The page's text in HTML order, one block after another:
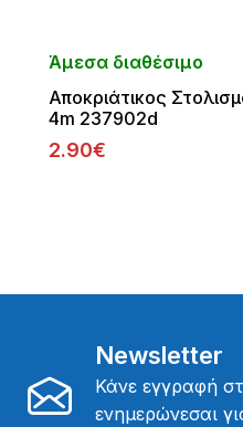
Άμεσα διαθέσιμο
Αποκριάτικος
4m 237902d
2.90€
Newsletter
Κάνε εγγραφή
ενημερώνεσαι